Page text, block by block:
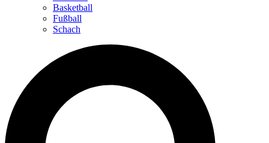
Basketball
Fußball
Schach